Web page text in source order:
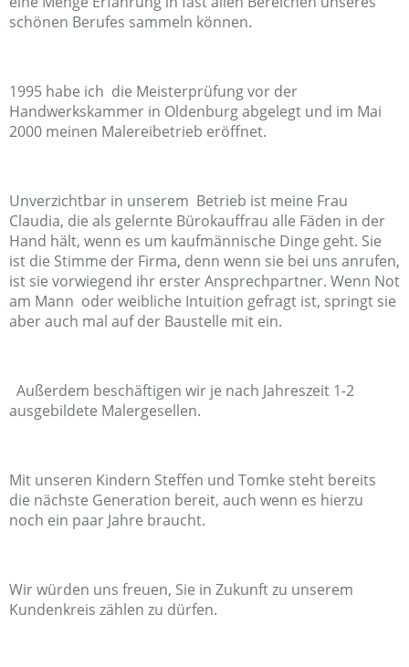
schönen Berufes sammeln können.
1995 habe ich die Meisterprüfung vor der
Handwerkskammer in Oldenburg abgelegt und im Mai
2000 meinen Malereibetrieb eröffnet.
Unverzichtbar in unserem Betrieb ist meine Frau
Claudia, die als gelernte Bürokauffrau alle Fäden in der
Hand hält, wenn es um kaufmännische Dinge geht. Sie
ist die Stimme der Firma, denn wenn sie bei uns anrufen,
ist sie vorwiegend ihr erster Ansprechpartner. Wenn Not
am Mann oder weibliche Intuition gefragt ist, springt sie
aber auch mal auf der Baustelle mit ein.
Außerdem beschäftigen wir je nach Jahreszeit 1-2
ausgebildete Malergesellen.
Mit unseren Kindern Steffen und Tomke steht bereits
die nächste Generation bereit, auch wenn es hierzu
noch ein paar Jahre braucht.
Wir würden uns freuen, Sie in Zukunft zu unserem
Kundenkreis zählen zu dürfen.